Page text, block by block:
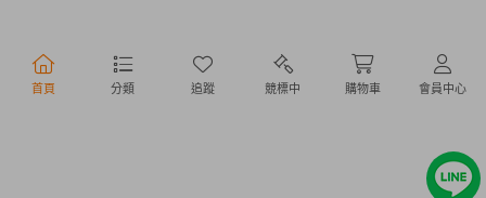
首頁 分類 追蹤 競標中 購物車 會員中心
行動購物